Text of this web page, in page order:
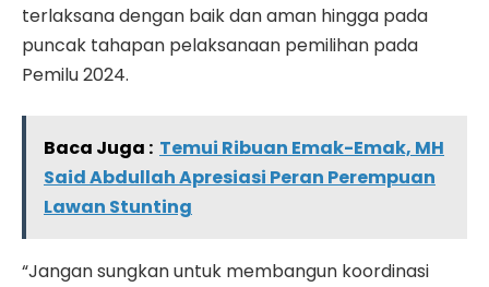
terlaksana dengan baik dan aman hingga pada
puncak tahapan pelaksanaan pemilihan pada
Pemilu 2024.
Baca Juga : Temui Ribuan Emak-Emak, MH
Said Abdullah Apresiasi Peran Perempuan
Lawan Stunting
“Jangan sungkan untuk membangun koordinasi